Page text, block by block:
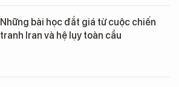
Những bài học đắt giá từ cuộc chiến
tranh Iran và hệ lụy toàn cầu